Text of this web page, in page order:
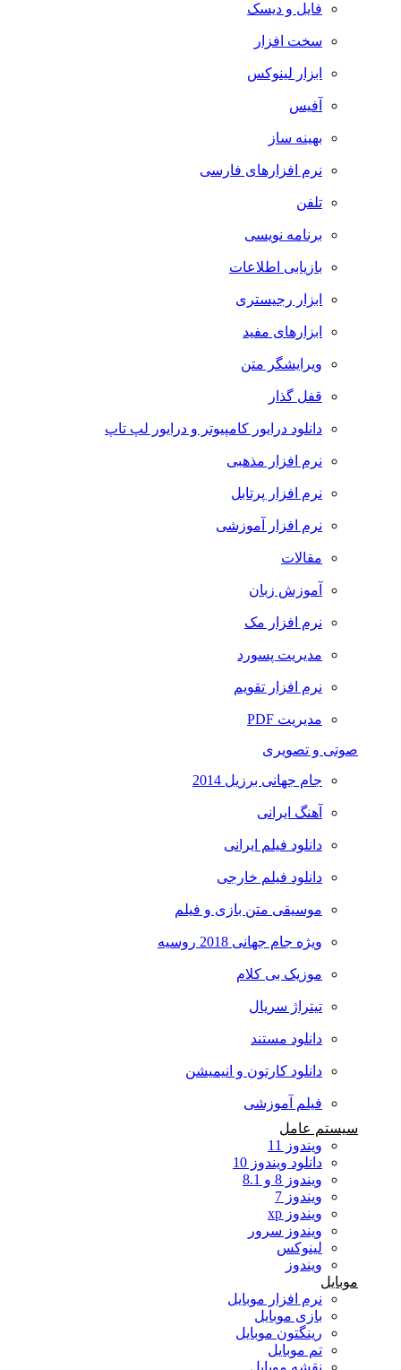
فایل و دیسک
سخت افزار
ابزار لینوکس
آفیس
بهینه ساز
نرم افزارهای فارسی
تلفن
برنامه نویسی
بازیابی اطلاعات
ابزار رجیستری
ابزارهای مفید
ویرایشگر متن
قفل گذار
دانلود درایور کامپیوتر و درایور لپ تاپ
نرم افزار مذهبی
نرم افزار پرتابل
نرم افزار آموزشی
مقالات
آموزش زبان
نرم افزار مک
مدیریت پسورد
نرم افزار تقویم
مدیریت PDF
صوتی و تصویری
جام جهانی برزیل 2014
آهنگ ایرانی
دانلود فیلم ایرانی
دانلود فیلم خارجی
موسیقی متن بازی و فیلم
ویژه جام جهانی 2018 روسیه
موزیک بی کلام
تیتراژ سریال
دانلود مستند
دانلود کارتون و انیمیشن
فیلم آموزشی
سیستم عامل
ویندوز 11
دانلود ویندوز 10
ویندوز 8 و 8.1
ویندوز 7
ویندوز xp
ویندوز سرور
لینوکس
ویندوز
موبایل
نرم افزار موبایل
بازی موبایل
رینگتون موبایل
تم موبایل
نقشه موبایل